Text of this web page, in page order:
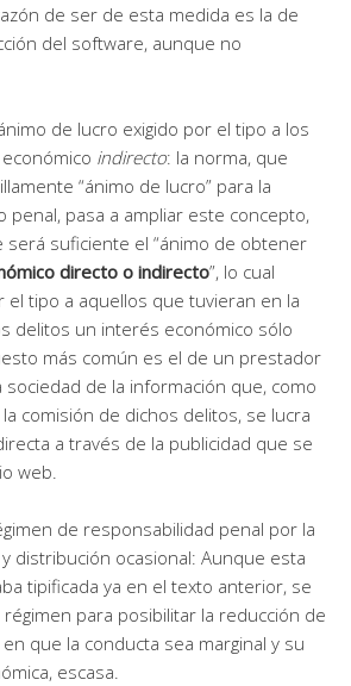
de ser de esta medida es la de
del software, aunque no
de lucro exigido por el tipo a los
indirecto: la norma, que
“ánimo de lucro” para la
penal, pasa a ampliar este concepto,
suficiente el “ánimo de obtener
directo o indirecto”, lo cual
tipo a aquellos que tuvieran en la
delitos un interés económico sólo
más común es el de un prestador
sociedad de la información que, como
comisión de dichos delitos, se lucra
a través de la publicidad que se
web.
de responsabilidad penal por la
distribución ocasional: Aunque esta
tipificada ya en el texto anterior, se
para posibilitar la reducción de
que la conducta sea marginal y su
escasa.